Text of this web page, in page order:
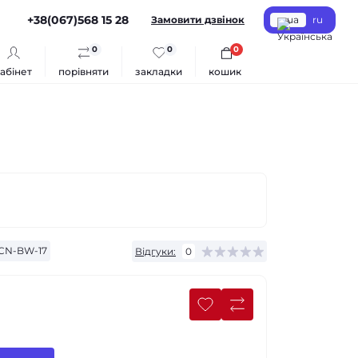
+38(067)568 15 28 Замовити дзвінок ua ru
порівняти
0
закладки
0
кошик
0
BW-17 Відгуки: 0